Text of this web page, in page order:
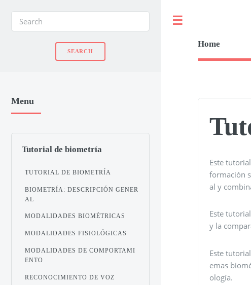
Home
Este
formación
al y
Este
y la
Este
emas
ología.
Menu
Tutorial de biometría
TUTORIAL DE BIOMETRÍA
BIOMETRÍA: DESCRIPCIÓN GENER
AL
MODALIDADES BIOMÉTRICAS
MODALIDADES FISIOLÓGICAS
MODALIDADES DE COMPORTAMI
ENTO
RECONOCIMIENTO DE VOZ